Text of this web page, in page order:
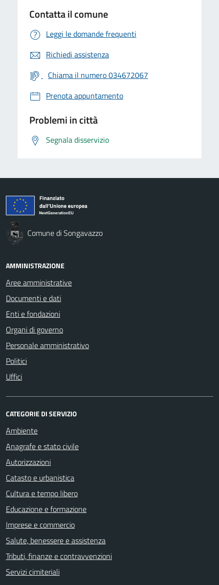
Contatta il comune
Leggi le domande frequenti
Richiedi assistenza
Chiama il numero 034672067
Prenota appuntamento
Problemi in città
Segnala disservizio
Comune di Songavazzo
AMMINISTRAZIONE
Aree amministrative
Documenti e dati
Enti e fondazioni
Organi di governo
Personale amministrativo
Politici
Uffici
CATEGORIE DI SERVIZIO
Ambiente
Anagrafe e stato civile
Autorizzazioni
Catasto e urbanistica
Cultura e tempo libero
Educazione e formazione
Imprese e commercio
Salute, benessere e assistenza
Tributi, finanze e contravvenzioni
Servizi cimiteriali